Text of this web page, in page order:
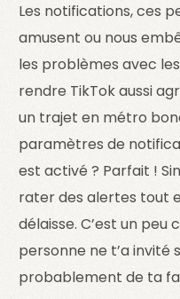
Les notifications, ces
amusent ou nous
les problèmes avec
rendre TikTok aussi
un trajet en métro
paramètres de
est activé ? Parfait !
rater des alertes tout
délaisse. C’est un
personne ne t’a invité
probablement de ta